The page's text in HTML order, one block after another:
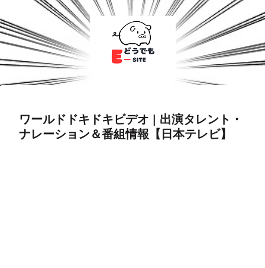
ワールドドキドキビデオ | 出演タレント・
ナレーション＆番組情報【日本テレビ】